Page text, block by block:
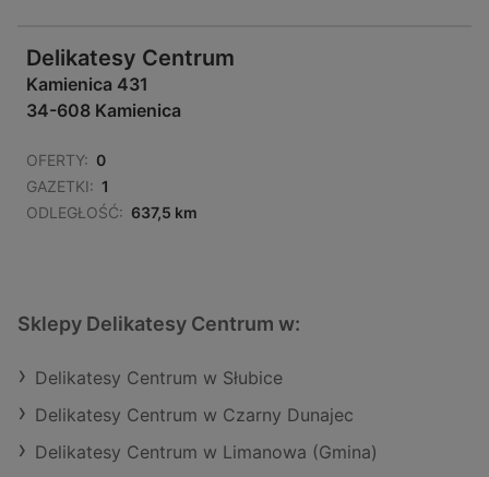
Delikatesy Centrum
Kamienica 431
34-608 Kamienica
OFERTY: 0
GAZETKI: 1
ODLEGŁOŚĆ: 637,5 km
Sklepy Delikatesy Centrum w:
Delikatesy Centrum w Słubice
Delikatesy Centrum w Czarny Dunajec
Delikatesy Centrum w Limanowa (Gmina)